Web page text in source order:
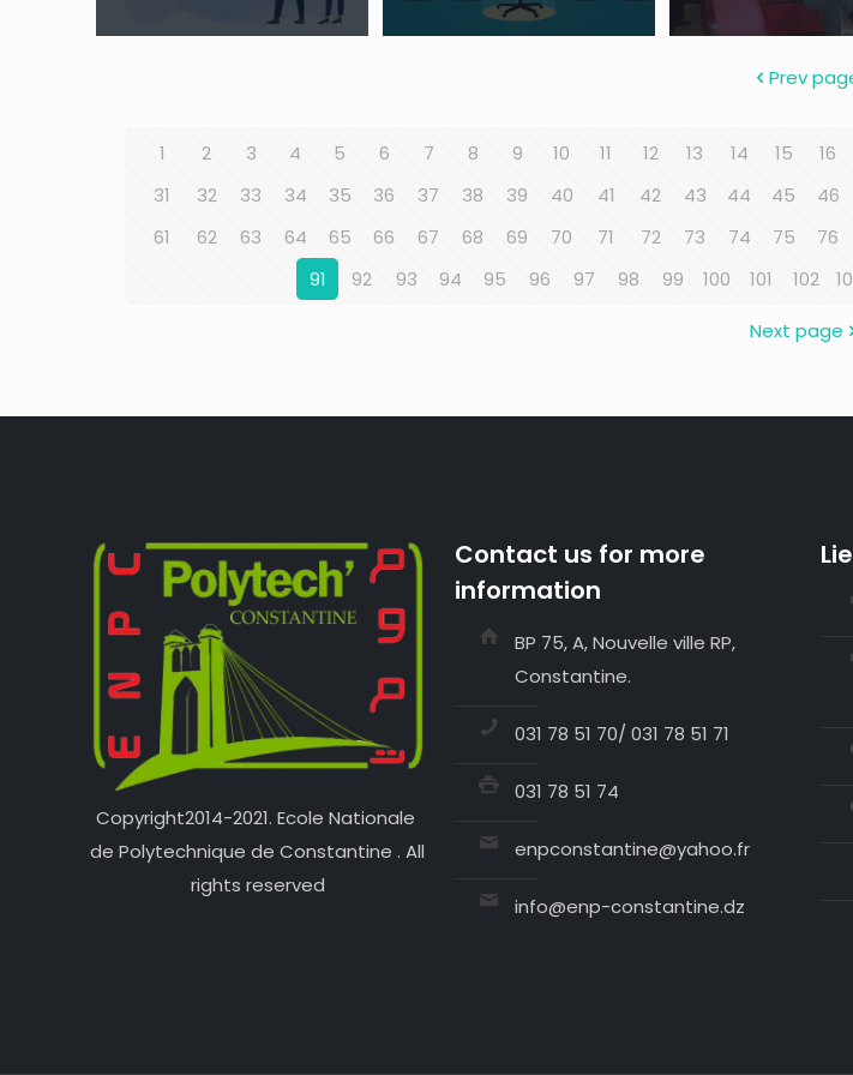
Prev
1 2 3 4 5 6 7 8 9 10 11 12 13 14 15 16
31
32 33 34 35 36 37 38 39 40 41 42 43 44 45 46
61
62 63 64 65 66 67 68 69 70 71 72 73 74 75 76
91
92 93 94 95 96 97 98 99 100 101 102
Next page
Copyright2014-2021. Ecole Nationale
de Polytechnique de Constantine . All
rights reserved
Contact us for more
information
BP 75, A, Nouvelle ville RP,
Constantine.
031 78 51 70/ 031 78 51 71
031 78 51 74
enpconstantine@yahoo.fr
info@enp-constantine.dz